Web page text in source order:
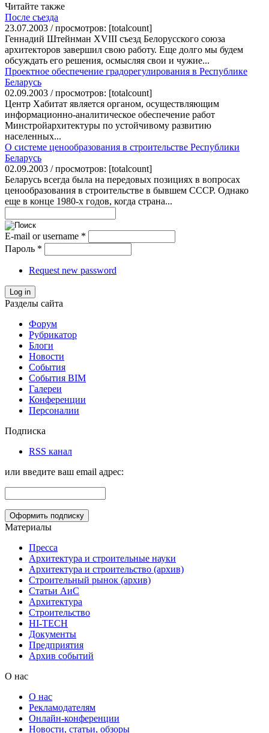
Читайте также
После съезда
23.07.2003 / просмотров: [totalcount]
Геннадий Штейнман XVIII съезд Белорусского союза
архитекторов завершил свою работу. Еще долго мы будем
обсуждать его решения, осмысляя свои и чужие...
Проектное обеспечение градорегулирования в Республике
Беларусь
02.09.2003 / просмотров: [totalcount]
Центр Хабитат является органом, осуществляющим
информационно-аналитическое обеспечение работ
Минстройархитектуры по устойчивому развитию
населенных...
О системе ценообразования в строительстве Республики
Беларусь
02.09.2003 / просмотров: [totalcount]
Беларусь всегда была на передовых позициях в вопросах
ценообразования в строительстве в бывшем СССР. Однако
еще в конце 1980-х годов, когда страна...
E-mail or username *
Пароль *
Request new password
Log in
Разделы сайта
Форум
Рубрикатор
Блоги
Новости
События
События BIM
Галереи
Конференции
Персоналии
Подписка
RSS канал
или введите ваш email адрес:
Материалы
Пресса
Архитектура и строительные науки
Архитектура и строительство (архив)
Строительный рынок (архив)
Статьи АиС
Архитектура
Строительство
HI-TECH
Документы
Предприятия
Архив событий
О нас
О нас
Рекламодателям
Онлайн-конференции
Новости, статьи, обзоры